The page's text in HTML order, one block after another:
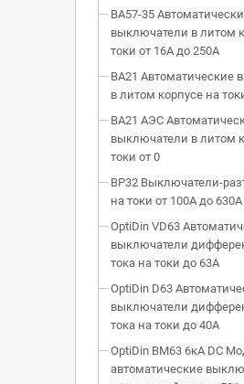
ВА57-35
выключатели в литом
токи от 16А до 250А
ВА21 Автоматические
в литом корпусе на
ВА21 АЭС
выключатели в литом
токи от 0
ВР32 Выключатели-
на токи от 100А до 630А
OptiDin VD63
выключатели
тока на токи до 63А
OptiDin D63
выключатели
тока на токи до 40А
OptiDin BM63 6кА DC
автоматические